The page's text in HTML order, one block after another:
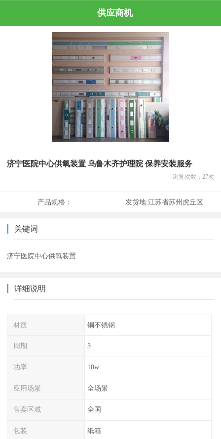
供应商机
济宁医院中心供氧装置 乌鲁木齐护理院 保养安装服务
浏览次数： 27次
产品规格： 发货地:江苏省苏州虎丘区
关键词
济宁医院中心供氧装置
详细说明
材质 铜不锈钢
周期 3
功率 10w
应用场景 全场景
售卖区域 全国
包装 纸箱